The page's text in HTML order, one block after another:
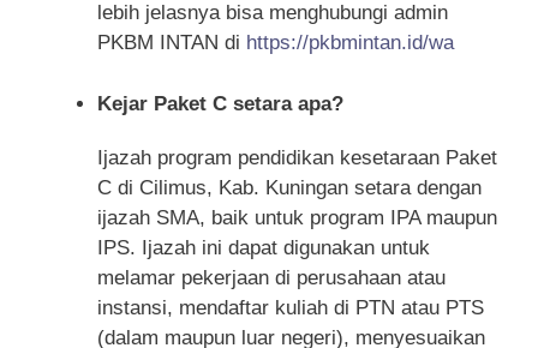
lebih jelasnya bisa menghubungi admin
PKBM INTAN di https://pkbmintan.id/wa
Kejar Paket C setara apa?
Ijazah program pendidikan kesetaraan Paket
C di Cilimus, Kab. Kuningan setara dengan
ijazah SMA, baik untuk program IPA maupun
IPS. Ijazah ini dapat digunakan untuk
melamar pekerjaan di perusahaan atau
instansi, mendaftar kuliah di PTN atau PTS
(dalam maupun luar negeri), menyesuaikan